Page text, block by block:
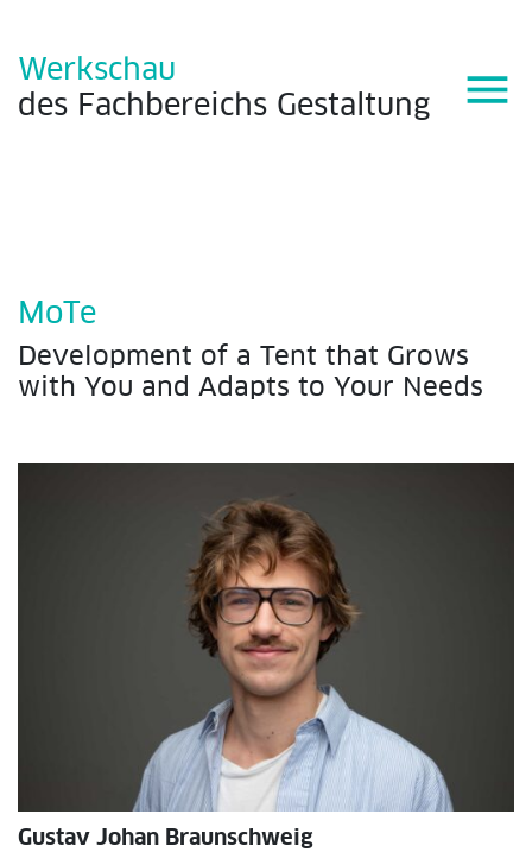
Werkschau
des Fachbereichs Gestaltung menu
MoTe
Development of a Tent that Grows
with You and Adapts to Your Needs
Gustav Johan Braunschweig